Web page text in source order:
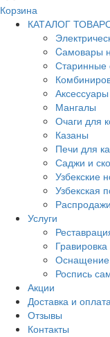
Корзина
КАТАЛОГ
Cамовары
Старинные
Мангалы
Очаги для
Казаны
Печи для
Саджи и
Узбекские
Узбекская
Услуги
Оснащение
Роспись
Акции
Доставка и
Отзывы
Контакты